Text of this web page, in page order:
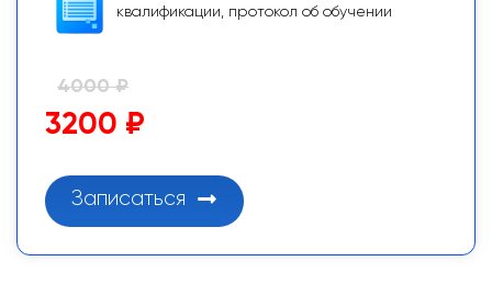
квалификации, протокол об обучении
4000 ₽
3200 ₽
Записаться